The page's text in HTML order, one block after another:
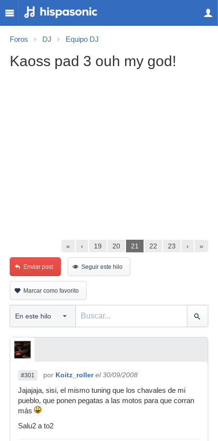
Foros DJ Equipo DJ
Kaoss pad 3 ouh my god!
« ‹ 19 20 21 22 23 › »
Enviar post Seguir este hilo
Marcar como favorito
#301 por Koitz_roller el 30/09/2008
Jajajaja, sisi, el mismo tuning que los chavales de mi
pueblo, que ponen pegatas a las motos para que corran
más
Salu2 a to2